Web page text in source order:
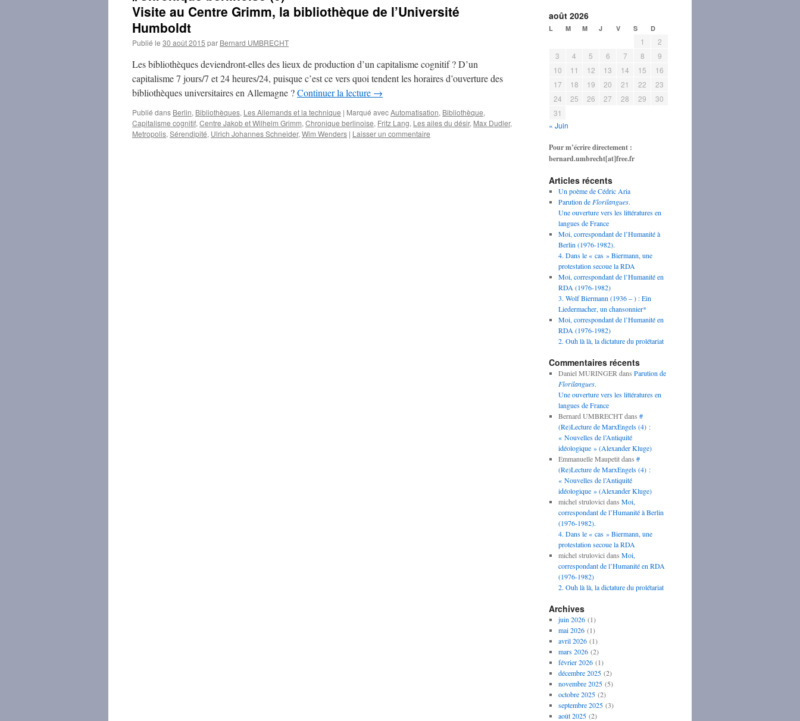
Visite au Centre Grimm, la bibliothèque de l’Université
Humboldt
Publié le 30 août 2015 par Bernard UMBRECHT
Les bibliothèques deviendront-elles des lieux de production d’un capitalisme cognitif ? D’un
capitalisme 7 jours/7 et 24 heures/24, puisque c’est ce vers quoi tendent les horaires d’ouverture des
bibliothèques universitaires en Allemagne ?Continuer la lecture →
Publié dans Berlin, Bibliothèques, Les Allemands et la technique | Marqué avecAutomatisation, Bibliothèque,
Capitalisme cognitif, Centre Jakob et Wilhelm Grimm, Chronique berlinoise, Fritz Lang, Les ailes du désir, Max Dudler,
Metropolis, Sérendipité, Ulrich Johannes Schneider, Wim Wenders | Laisser un commentaire
août 2026
L M M J V S D
1
2
3
4 5 6 7 8
9
10
11 12 13 14 15
16
17
18 19 20 21 22
23
24
25 26 27 28 29
30
31
« Juin
Pour m’écrire directement :
bernard.umbrecht[at]free.fr
Articles récents
Un poème de Cédric Aria
Parution de Florilangues.
Une ouverture vers les littératures en
langues de France
Moi, correspondant de l’Humanité à
Berlin (1976-1982).
4. Dans le « cas » Biermann, une
protestation secoue la RDA
Moi, correspondant de l’Humanité en
RDA (1976-1982)
3. Wolf Biermann (1936 – ) : Ein
Liedermacher, un chansonnier*
Moi, correspondant de l’Humanité en
RDA (1976-1982)
2. Ouh là là, la dictature du prolétariat
Commentaires récents
Daniel MURINGER dans Parution de
Florilangues.
Une ouverture vers les littératures en
langues de France
Bernard UMBRECHTdans #
(Re)Lecture de MarxEngels (4) :
« Nouvelles de l’Antiquité
idéologique » (Alexander Kluge)
Emmanuelle Maupetitdans #
(Re)Lecture de MarxEngels (4) :
« Nouvelles de l’Antiquité
idéologique » (Alexander Kluge)
michel strulovici dans Moi,
correspondant de l’Humanité à Berlin
(1976-1982).
4. Dans le « cas » Biermann, une
protestation secoue la RDA
michel strulovici dans Moi,
correspondant de l’Humanité en RDA
(1976-1982)
2. Ouh là là, la dictature du prolétariat
Archives
juin 2026(1)
mai 2026(1)
avril 2026(1)
mars 2026(2)
février 2026(1)
décembre 2025(2)
novembre 2025(5)
octobre 2025(2)
septembre 2025(3)
août 2025(2)